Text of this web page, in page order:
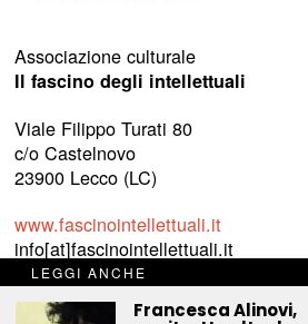
Associazione culturale
Il fascino degli intellettuali
Viale Filippo Turati 80
c/o Castelnovo
23900 Lecco (LC)
www.fascinointellettuali.it
info[at]fascinointellettuali.it
Per segnalare eventuali errori
LEGGI ANCHE
Francesca Alinovi,